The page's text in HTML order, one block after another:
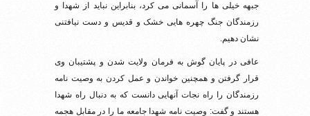
جبهه خیلی ها را آسمانی می کرد، بنابراین نباید از شهدا و
رزمندگان جنگ چهره هایی خشک و قدیس و دست نیافتنی
نشان دهیم.
عافی در پایان گوش به فرمان ولایت شدن و پشتیبان وی
قرار گرفتن و همچنین خواندن و عمل کردن به وصیت نامه
رزمندگان را راه نجات آنهایی دانست که به دنبال راه شهدا
هستند و گفت: وصیت نامه شهدا جامعه ما را در مقابل هجمه